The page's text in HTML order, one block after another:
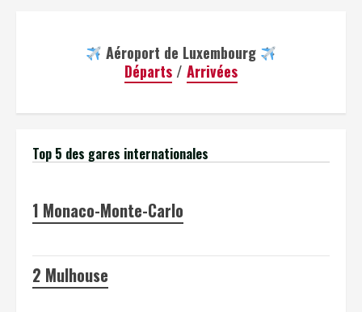
Aéroport de Luxembourg
Départs / Arrivées
Top 5 des gares internationales
1 Monaco-Monte-Carlo
2 Mulhouse